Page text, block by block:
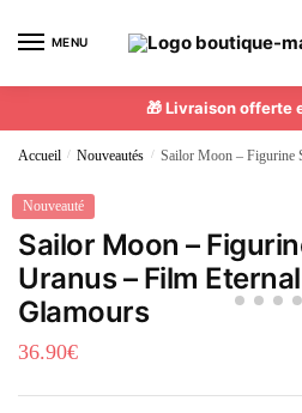
MENU
🎁 Livraison offerte
Accueil / Nouveautés / Sailor Moon – Figurine Super
Nouveauté
Sailor Moon –
Uranus – Film
Glamours
36.90€